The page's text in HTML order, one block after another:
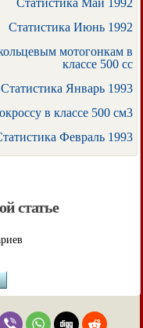
Статистика Май 1992
Статистика Июнь 1992
мотогонкам в
классе 500 cc
Статистика Январь 1993
в классе 500 см3
Февраль 1993
статье